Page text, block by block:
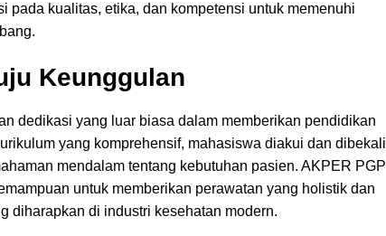
pada kualitas, etika, dan kompetensi untuk memenuhi
Keunggulan
dedikasi yang luar biasa dalam memberikan pendidikan
yang komprehensif, mahasiswa diakui dan dibekali
mendalam tentang kebutuhan pasien. AKPER PGP
untuk memberikan perawatan yang holistik dan
diharapkan di industri kesehatan modern.